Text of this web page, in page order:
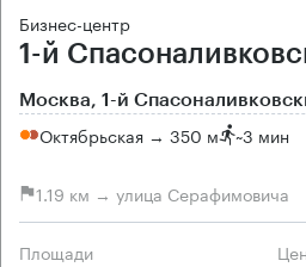
Бизнес-центр
1-й
Москва, 1-й
Октябрьская → 350 м ~3 мин
1.19 км → улица Серафимовича
Площади